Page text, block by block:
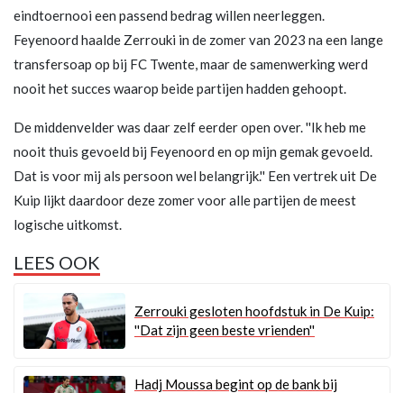
eindtoernooi een passend bedrag willen neerleggen.
Feyenoord haalde Zerrouki in de zomer van 2023 na een lange
transfersoap op bij FC Twente, maar de samenwerking werd
nooit het succes waarop beide partijen hadden gehoopt.
De middenvelder was daar zelf eerder open over. ''Ik heb me
nooit thuis gevoeld bij Feyenoord en op mijn gemak gevoeld.
Dat is voor mij als persoon wel belangrijk.'' Een vertrek uit De
Kuip lijkt daardoor deze zomer voor alle partijen de meest
logische uitkomst.
LEES OOK
Zerrouki gesloten hoofdstuk in De Kuip:
''Dat zijn geen beste vrienden''
Hadj Moussa begint op de bank bij